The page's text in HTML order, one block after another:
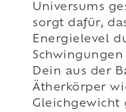
Universums
sorgt dafür,
Energielevel
Dein aus der
Ätherkörper
Gleichgewicht